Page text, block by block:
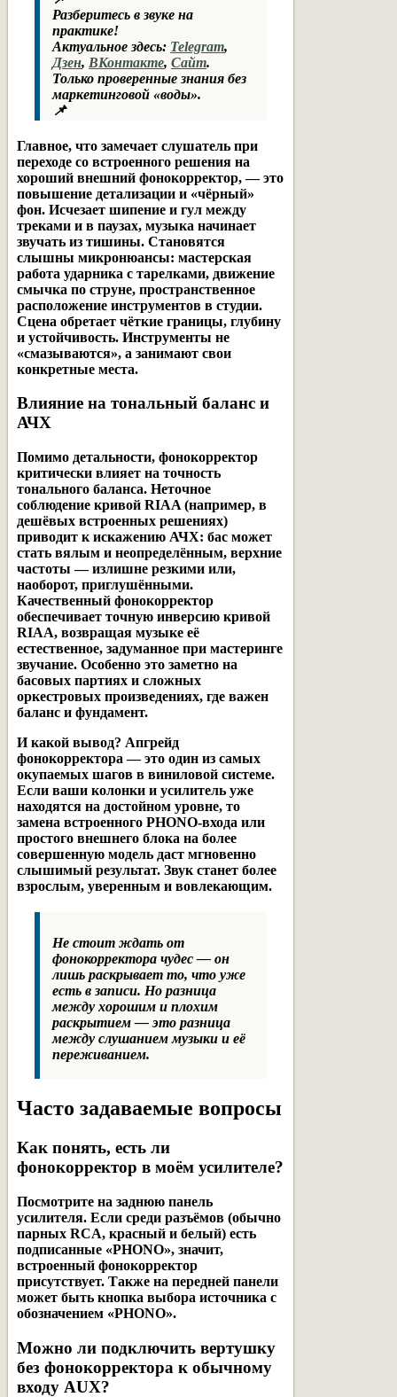
Разберитесь в звуке на
практике!
Актуальное здесь: Telegram,
Дзен, ВКонтакте, Сайт.
Только проверенные знания без
маркетинговой «воды».
📌
Главное, что замечает слушатель при
переходе со встроенного решения на
хороший внешний фонокорректор, — это
повышение детализации и «чёрный»
фон. Исчезает шипение и гул между
треками и в паузах, музыка начинает
звучать из тишины. Становятся
слышны микронюансы: мастерская
работа ударника с тарелками, движение
смычка по струне, пространственное
расположение инструментов в студии.
Сцена обретает чёткие границы, глубину
и устойчивость. Инструменты не
«смазываются», а занимают свои
конкретные места.
Влияние на тональный баланс и
АЧХ
Помимо детальности, фонокорректор
критически влияет на точность
тонального баланса. Неточное
соблюдение кривой RIAA (например, в
дешёвых встроенных решениях)
приводит к искажению АЧХ: бас может
стать вялым и неопределённым, верхние
частоты — излишне резкими или,
наоборот, приглушёнными.
Качественный фонокорректор
обеспечивает точную инверсию кривой
RIAA, возвращая музыке её
естественное, задуманное при мастеринге
звучание. Особенно это заметно на
басовых партиях и сложных
оркестровых произведениях, где важен
баланс и фундамент.
И какой вывод? Апгрейд
фонокорректора — это один из самых
окупаемых шагов в виниловой системе.
Если ваши колонки и усилитель уже
находятся на достойном уровне, то
замена встроенного PHONO-входа или
простого внешнего блока на более
совершенную модель даст мгновенно
слышимый результат. Звук станет более
взрослым, уверенным и вовлекающим.
Не стоит ждать от
фонокорректора чудес — он
лишь раскрывает то, что уже
есть в записи. Но разница
между хорошим и плохим
раскрытием — это разница
между слушанием музыки и её
переживанием.
Часто задаваемые вопросы
Как понять, есть ли
фонокорректор в моём усилителе?
Посмотрите на заднюю панель
усилителя. Если среди разъёмов (обычно
парных RCA, красный и белый) есть
подписанные «PHONO», значит,
встроенный фонокорректор
присутствует. Также на передней панели
может быть кнопка выбора источника с
обозначением «PHONO».
Можно ли подключить вертушку
без фонокорректора к обычному
входу AUX?